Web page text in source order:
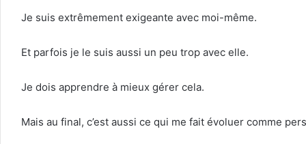
Je suis extrêmement exigeante avec moi-même.
Et parfois je le suis aussi un peu trop avec elle.
Je dois apprendre à mieux gérer cela.
Mais au final, c’est aussi ce qui me fait évoluer comme